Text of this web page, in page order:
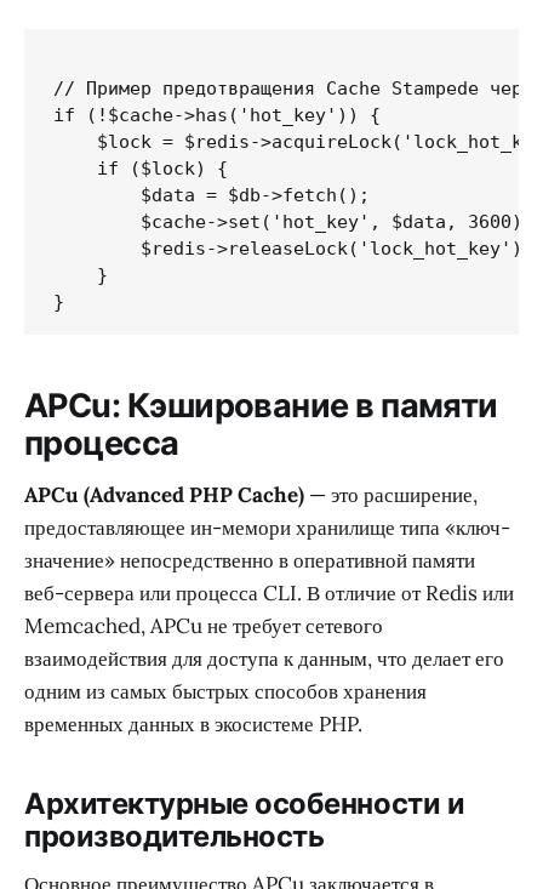
// Пример предотвращения Cache Stampede
if (!$cache->has('hot_key')) {
$lock = $redis-
    if ($lock) {
        $data = $db->fetch();
        $cache->set('hot_key', $data, 3600);
        $redis->releaseLock('lock_hot_key');
    }
APCu: Кэширование в памяти
процесса
APCu (Advanced PHP Cache) — это расширение,
предоставляющее ин-мемори хранилище типа «ключ-
значение» непосредственно в оперативной памяти
веб-сервера или процесса CLI. В отличие от Redis или
Memcached, APCu не требует сетевого
взаимодействия для доступа к данным, что делает его
одним из самых быстрых способов хранения
временных данных в экосистеме PHP.
Архитектурные особенности и
производительность